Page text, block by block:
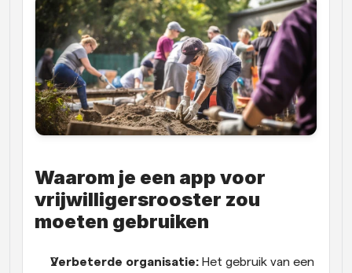
Waarom je een app voor
vrijwilligersrooster zou
moeten gebruiken
Verbeterde organisatie: Het gebruik van een